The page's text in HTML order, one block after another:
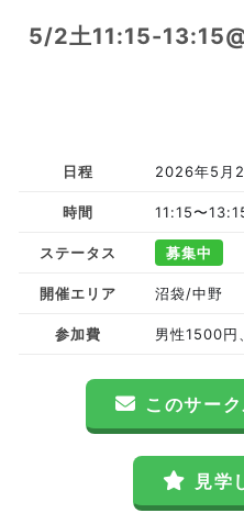
5/2土11:15-
日程 2026年5月
時間 11:15〜
ステータス 募集中
開催エリア 沼袋/中野
参加費 男性1500円
このサー
見学